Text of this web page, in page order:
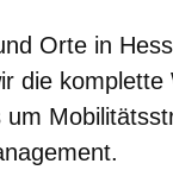
Orte in
die